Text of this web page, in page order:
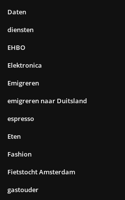
Daten
diensten
EHBO
Elektronica
Emigreren
emigreren naar Duitsland
espresso
Eten
Fashion
Fietstocht Amsterdam
gastouder